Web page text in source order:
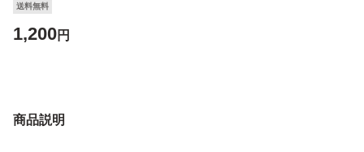
送料無料
1,200円
商品説明